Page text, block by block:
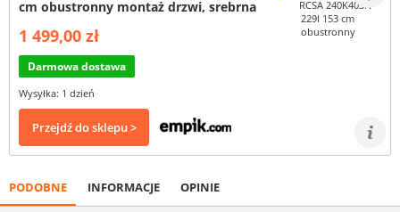
cm obustronny montaż drzwi, srebrna
1 499,00 zł
Darmowa dostawa
Wysyłka: 1 dzień
Przejdź do sklepu >
PODOBNE INFORMACJE OPINIE